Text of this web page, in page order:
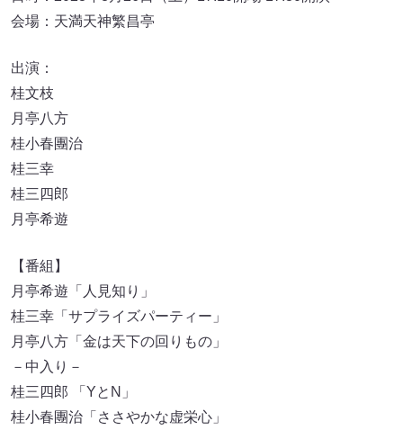
会場：天満天神繁昌亭
出演：
桂文枝
月亭八方
桂小春團治
桂三幸
桂三四郎
月亭希遊
【番組】
月亭希遊「人見知り」
桂三幸「サプライズパーティー」
月亭八方「金は天下の回りもの」
－中入り－
桂三四郎 「YとN」
桂小春團治「ささやかな虚栄心」